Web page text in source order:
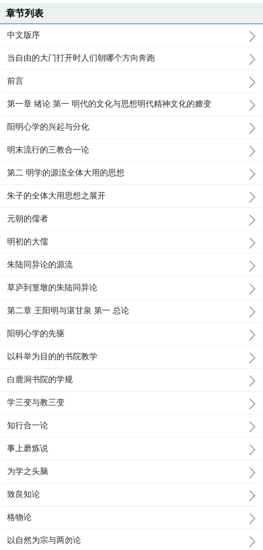
章节列表
中文版序
当自由的大门打开时人们朝哪个方向奔跑
前言
第一章 绪论 第一 明代的文化与思想明代精神文化的嬗变
阳明心学的兴起与分化
明末流行的三教合一论
第二 明学的源流全体大用的思想
朱子的全体大用思想之展开
元朝的儒者
明初的大儒
朱陆同异论的源流
草庐到篁墩的朱陆同异论
第二章 王阳明与湛甘泉 第一 总论
阳明心学的先驱
以科举为目的的书院教学
白鹿洞书院的学规
学三变与教三变
知行合一论
事上磨炼说
为学之头脑
致良知论
格物论
以自然为宗与两勿论